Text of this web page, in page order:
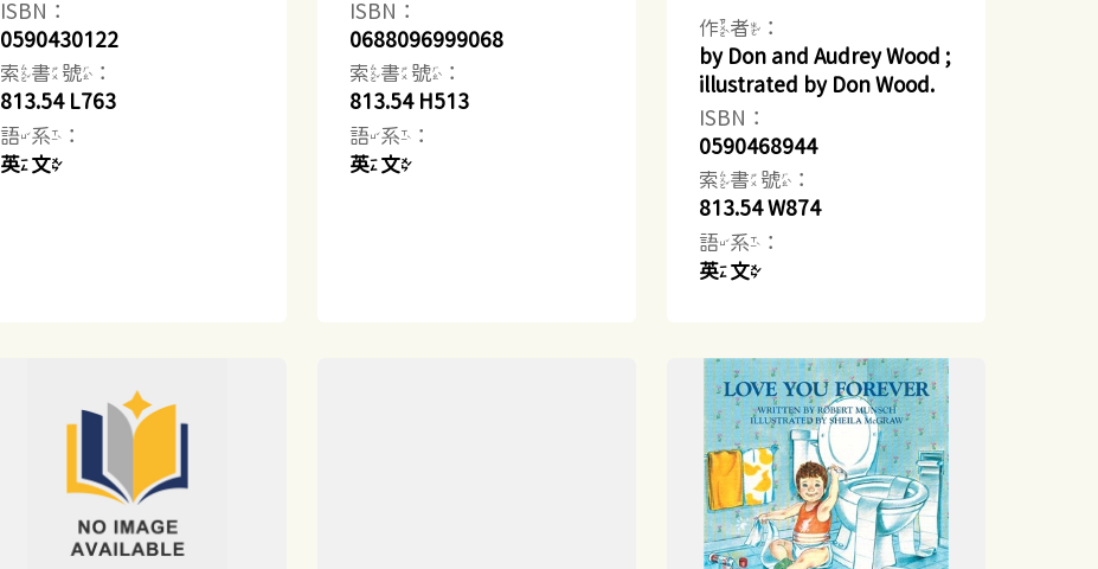
ISBN：
0590430122
索書號：
813.54 L763
語系：
英文
ISBN：
0688096999068
索書號：
813.54 H513
語系：
英文
作者：
by Don and Audrey Wood ;
illustrated by Don Wood.
ISBN：
0590468944
索書號：
813.54 W874
語系：
英文